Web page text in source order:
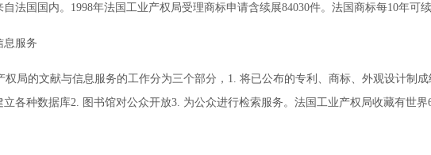
法国国内。1998年法国工业产权局受理商标申请含续展84030件。法国商标每10年可续
息服务
局的文献与信息服务的工作分为三个部分，1. 将已公布的专利、商标、外观设计制
各种数据库2. 图书馆对公众开放3. 为公众进行检索服务。法国工业产权局收藏有世界